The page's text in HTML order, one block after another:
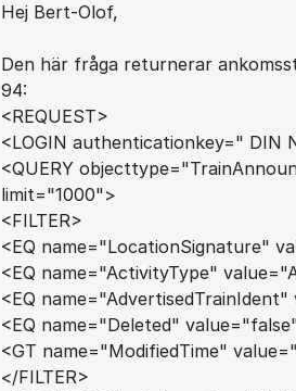
Hej Bert-Olof,
Den här fråga returnerar
94:
<REQUEST>
<LOGIN authenticationkey=" DIN
<QUERY
limit="1000">
<FILTER>
<EQ name="LocationSignature"
<EQ name="ActivityType"
<EQ
<EQ name="Deleted"
<GT name="ModifiedTime"
</FILTER>